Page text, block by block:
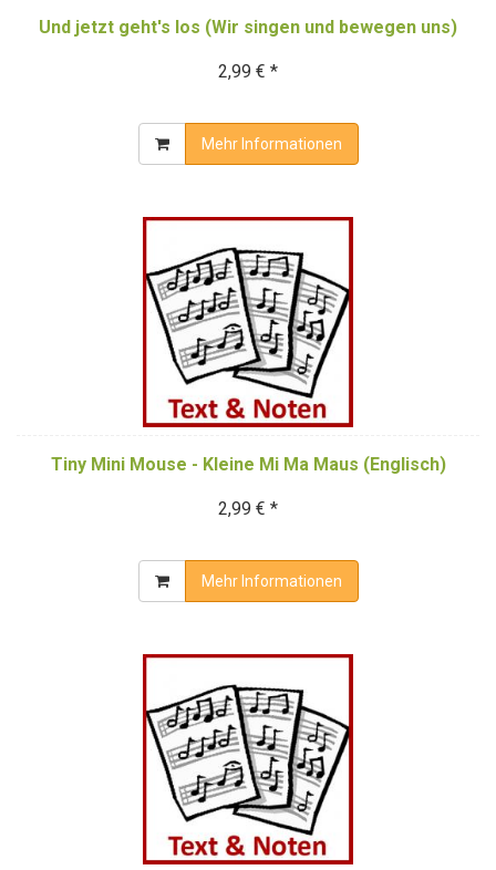
Und jetzt geht's los (Wir singen und bewegen uns)
2,99 € *
Mehr Informationen
Tiny Mini Mouse - Kleine Mi Ma Maus (Englisch)
2,99 € *
Mehr Informationen